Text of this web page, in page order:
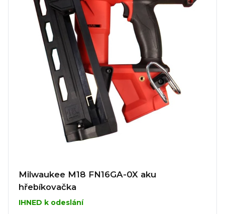
Milwaukee M18 FN16GA-0X aku
hřebíkovačka
IHNED k odeslání